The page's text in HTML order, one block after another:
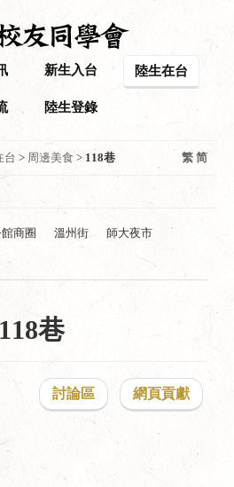
新生入台 陸生在台
陸生登錄
台 > 周邊美食 > 118巷 繁 简
商圈 溫州街 師大夜市
118巷
討論區 網頁貢獻